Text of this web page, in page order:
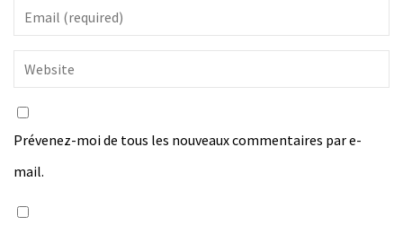
Prévenez-moi de tous les nouveaux commentaires par e-
mail.